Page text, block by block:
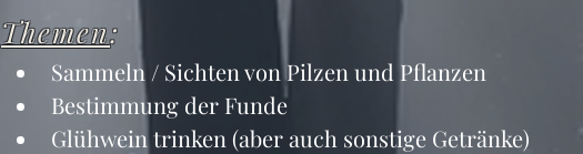
Themen:
Sammeln / Sichten von Pilzen und Pflanzen
Bestimmung der Funde
Glühwein trinken (aber auch sonstige Getränke)